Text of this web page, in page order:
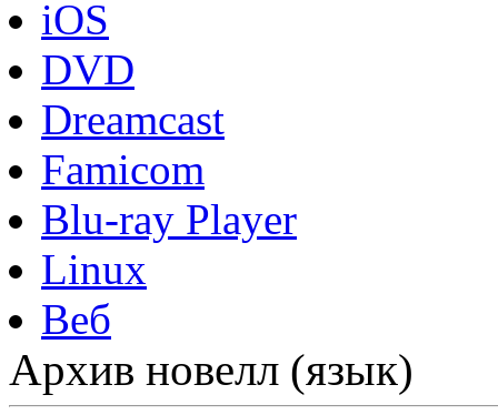
iOS
DVD
Dreamcast
Famicom
Blu-ray Player
Linux
Веб
Архив новелл (язык)